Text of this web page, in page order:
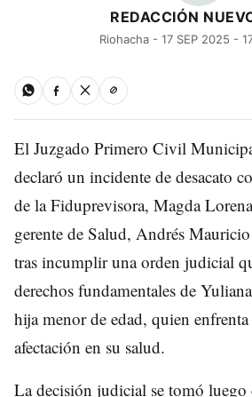
REDACCIÓN
Riohacha - 17 SEP 2025 -
El Juzgado Primero Civil
declaró un incidente de desacato
de la Fiduprevisora, Magda
gerente de Salud, Andrés
tras incumplir una orden judicial
derechos fundamentales de
hija menor de edad, quien
afectación en su salud.
La decisión judicial se tomó luego